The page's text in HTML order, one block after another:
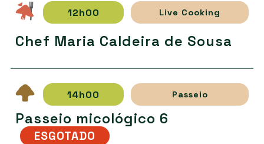
12h00 Live Cooking
Chef Maria Caldeira de Sousa
14h00 Passeio
Passeio micológico 6
ESGOTADO